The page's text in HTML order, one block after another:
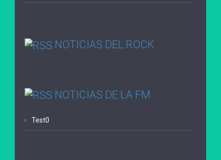
NOTICIAS DEL ROCK
NOTICIAS DE LA FM
Test0